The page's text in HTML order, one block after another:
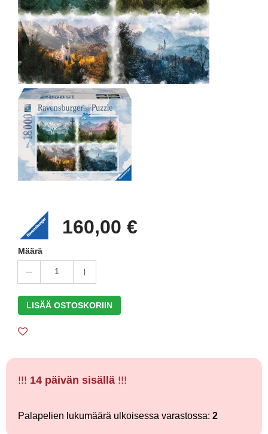
160,00 €
Määrä
1
LISÄÄ OSTOSKORIIN
!!! 14 päivän sisällä !!!
Palapelien lukumäärä ulkoisessa varastossa: 2